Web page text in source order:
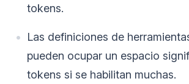
tokens.
Las definiciones de
pueden ocupar un espacio
tokens si se habilitan muchas.